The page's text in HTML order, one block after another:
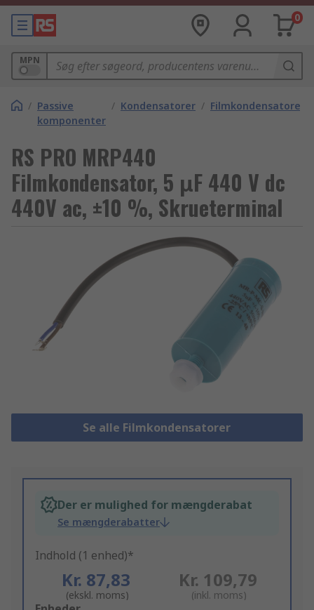
0
MPN
/ Passive
komponenter
/ Kondensatorer / Filmkondensatorer
RS PRO MRP440
Filmkondensator, 5 μF 440 V dc
440V ac, ±10 %, Skrueterminal
Se alle Filmkondensatorer
Der er mulighed for mængderabat
Se mængderabatter
Indhold (1 enhed)*
Kr. 87,83
(ekskl. moms)
Kr. 109,79
(inkl. moms)